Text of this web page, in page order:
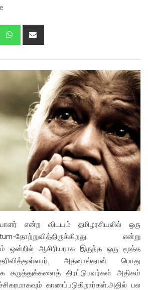
Google+ Whatsapp
என்ற விடயம் தமிழரசியலில் ஒரு
தோற்றுவித்திருக்கிறது என்று
ஒன்றில் ஆசிரியராக இருந்த ஒரு மூத்த
அதனால்தான் பொது
கருத்துக்களைத் திரட்டுபவர்கள் அதிகம்
காணப்படுகிறார்கள்.அதில் பல